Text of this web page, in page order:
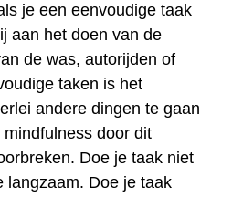
je een eenvoudige taak
aan het doen van de
de was, autorijden of
taken is het
andere dingen te gaan
door dit
Doe je taak niet
langzaam. Doe je taak